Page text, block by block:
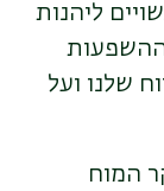
ליהנות
ההשפעות
שלנו ועל
המוח